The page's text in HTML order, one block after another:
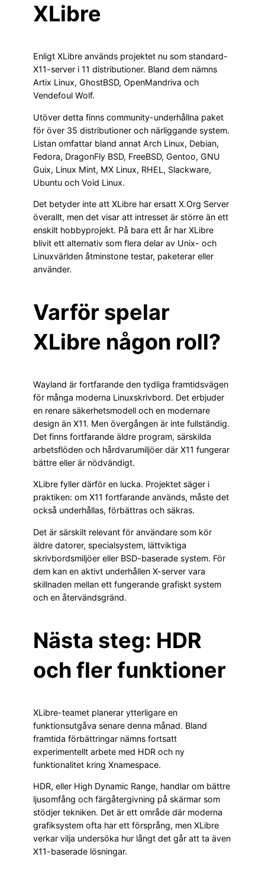
XLibre
Enligt XLibre används projektet nu som standard-
X11-server i 11 distributioner. Bland dem nämns
Artix Linux, GhostBSD, OpenMandriva och
Vendefoul Wolf.
Utöver detta finns community-underhållna paket
för över 35 distributioner och närliggande system.
Listan omfattar bland annat Arch Linux, Debian,
Fedora, DragonFly BSD, FreeBSD, Gentoo, GNU
Guix, Linux Mint, MX Linux, RHEL, Slackware,
Ubuntu och Void Linux.
Det betyder inte att XLibre har ersatt X.Org Server
överallt, men det visar att intresset är större än ett
enskilt hobbyprojekt. På bara ett år har XLibre
blivit ett alternativ som flera delar av Unix- och
Linuxvärlden åtminstone testar, paketerar eller
använder.
Varför spelar
XLibre någon roll?
Wayland är fortfarande den tydliga framtidsvägen
för många moderna Linuxskrivbord. Det erbjuder
en renare säkerhetsmodell och en modernare
design än X11. Men övergången är inte fullständig.
Det finns fortfarande äldre program, särskilda
arbetsflöden och hårdvarumiljöer där X11 fungerar
bättre eller är nödvändigt.
XLibre fyller därför en lucka. Projektet säger i
praktiken: om X11 fortfarande används, måste det
också underhållas, förbättras och säkras.
Det är särskilt relevant för användare som kör
äldre datorer, specialsystem, lättviktiga
skrivbordsmiljöer eller BSD-baserade system. För
dem kan en aktivt underhållen X-server vara
skillnaden mellan ett fungerande grafiskt system
och en återvändsgränd.
Nästa steg: HDR
och fler funktioner
XLibre-teamet planerar ytterligare en
funktionsutgåva senare denna månad. Bland
framtida förbättringar nämns fortsatt
experimentellt arbete med HDR och ny
funktionalitet kring Xnamespace.
HDR, eller High Dynamic Range, handlar om bättre
ljusomfång och färgåtergivning på skärmar som
stödjer tekniken. Det är ett område där moderna
grafiksystem ofta har ett försprång, men XLibre
verkar vilja undersöka hur långt det går att ta även
X11-baserade lösningar.